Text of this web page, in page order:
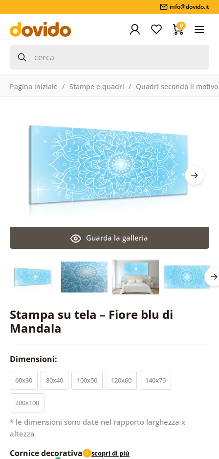
info@dovido.it
0
Pagina iniziale Stampe e quadri Quadri secondo il motivo
Stampa su tela – Fiore blu di
Mandala
Guarda la galleria
Dimensioni:
60x30 80x40 100x50 120x60 140x70
200x100
* le dimensioni sono date nel rapporto larghezza x
altezza
Cornice decorativa i scopri di più